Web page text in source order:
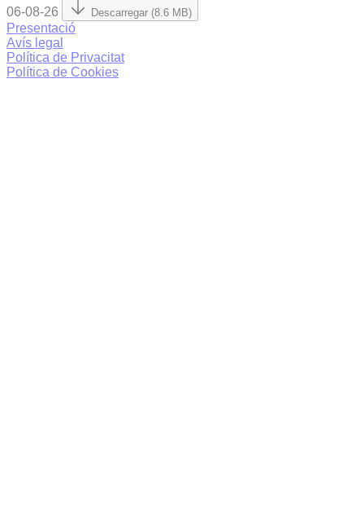
06-08-26 Descarregar (8.6 MB)
Presentació
Avís legal
Política de Privacitat
Política de Cookies